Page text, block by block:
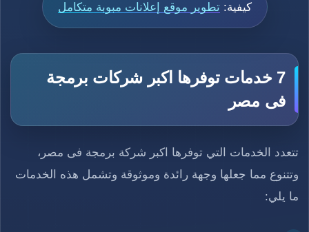
كيفية:تطوير موقع إعلانات مبوبة متكامل
7 خدمات توفرها اكبر شركات برمجة
فى مصر
تتعدد الخدمات التي توفرها اكبر شركة برمجة فى مصر،
وتتنوع مما جعلها وجهة رائدة وموثوقة وتشمل هذه الخدمات
ما يلي: